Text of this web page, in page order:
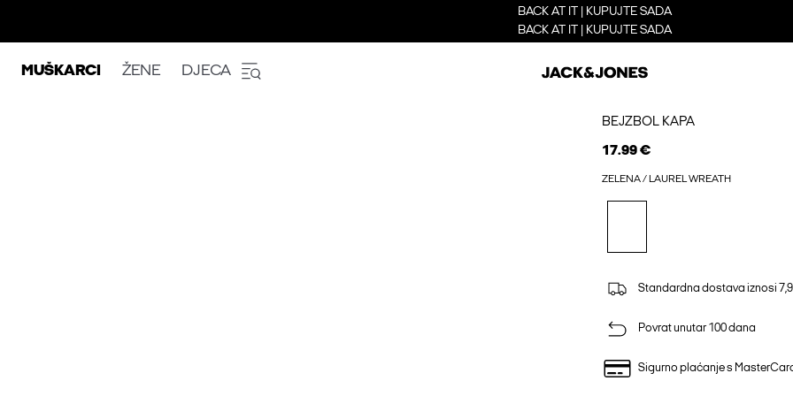
BACK AT IT | KUPUJTE SADA
BACK AT IT | KUPUJTE SADA
MUŠKARCI ŽENE DJECA
BEJZBOL KAPA
17.99 €
ZELENA / LAUREL WREATH
Standardna dostava iznosi
Povrat unutar 100 dana
Sigurno plaćanje s